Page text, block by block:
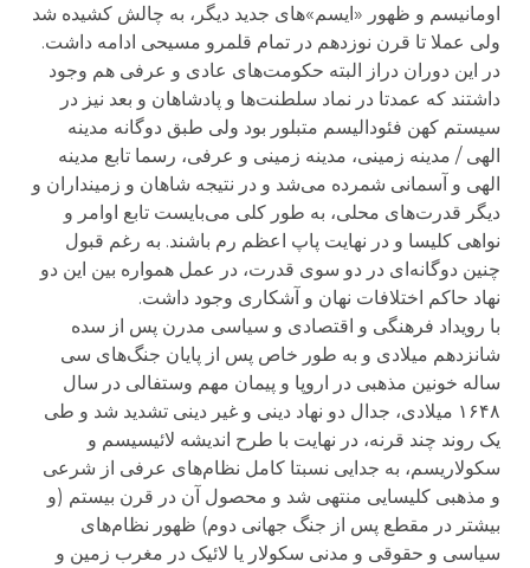
اومانیسم و ظهور «ایسم»‌های جدید دیگر، به چالش کشیده شد
ولی عملا تا قرن نوزدهم در تمام قلمرو مسیحی ادامه داشت.
در این دوران دراز البته حکومت‌های عادی و عرفی هم وجود
داشتند که عمدتا در نماد سلطنت‌ها و پادشاهان و بعد نیز در
سیستم کهن فئودالیسم متبلور بود ولی طبق دوگانه مدینه
الهی / مدینه زمینی، مدینه زمینی و عرفی، رسما تابع مدینه
الهی و آسمانی شمرده می‌شد و در نتیجه شاهان و زمینداران و
دیگر قدرت‌های محلی، به طور کلی می‌بایست تابع اوامر و
نواهی کلیسا و در نهایت پاپ اعظم رم باشند. به رغم قبول
چنین دوگانه‌ای در دو سوی قدرت، در عمل همواره بین این دو
نهاد حاکم اختلافات نهان و آشکاری وجود داشت.
با رویداد فرهنگی و اقتصادی و سیاسی مدرن پس از سده
شانزدهم میلادی و به طور خاص پس از پایان جنگ‌های سی
ساله خونین مذهبی در اروپا و پیمان مهم وستفالی در سال
۱۶۴۸ میلادی، جدال دو نهاد دینی و غیر دینی تشدید شد و طی
یک روند چند قرنه، در نهایت با طرح اندیشه لائیسیسم و
سکولاریسم، به جدایی نسبتا کامل نظام‌های عرفی از شرعی
و مذهبی کلیسایی منتهی شد و محصول آن در قرن بیستم (و
بیشتر در مقطع پس از جنگ جهانی دوم) ظهور نظام‌های
سیاسی و حقوقی و مدنی سکولار یا لائیک در مغرب زمین و